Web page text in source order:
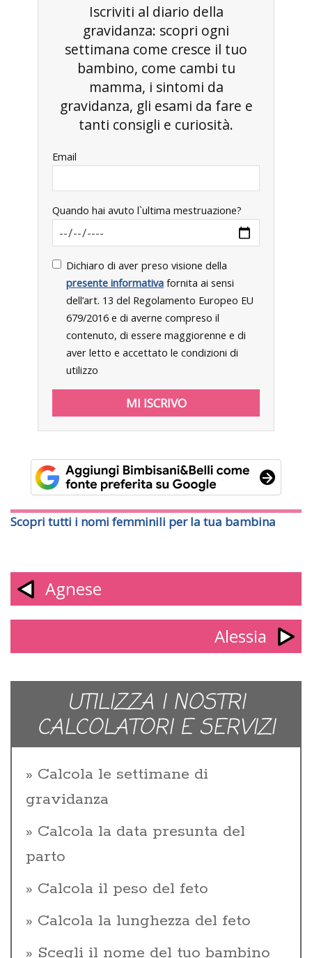
Iscriviti al diario della
gravidanza: scopri ogni
settimana come cresce il tuo
bambino, come cambi tu
mamma, i sintomi da
gravidanza, gli esami da fare e
tanti consigli e curiosità.
Email
Quando hai avuto l`ultima mestruazione?
Dichiaro di aver preso visione della
presente informativa fornita ai sensi
dell’art. 13 del Regolamento Europeo EU
679/2016 e di averne compreso il
contenuto, di essere maggiorenne e di
aver letto e accettato le condizioni di
utilizzo
Scopri tutti i nomi femminili per la tua bambina
Agnese
Alessia
UTILIZZA I NOSTRI
CALCOLATORI E SERVIZI
Calcola le settimane di
gravidanza
Calcola la data presunta del
parto
Calcola il peso del feto
Calcola la lunghezza del feto
Scegli il nome del tuo bambino